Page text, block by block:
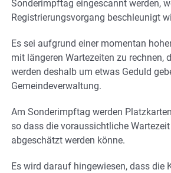
Sonderimpftag eingescannt werden,
Registrierungsvorgang beschleunigt
Es sei aufgrund einer momentan
mit längeren Wartezeiten zu rechnen,
werden deshalb um etwas Geduld
Gemeindeverwaltung.
Am Sonderimpftag werden
so dass die voraussichtliche
abgeschätzt werden könne.
Es wird darauf hingewiesen, dass die